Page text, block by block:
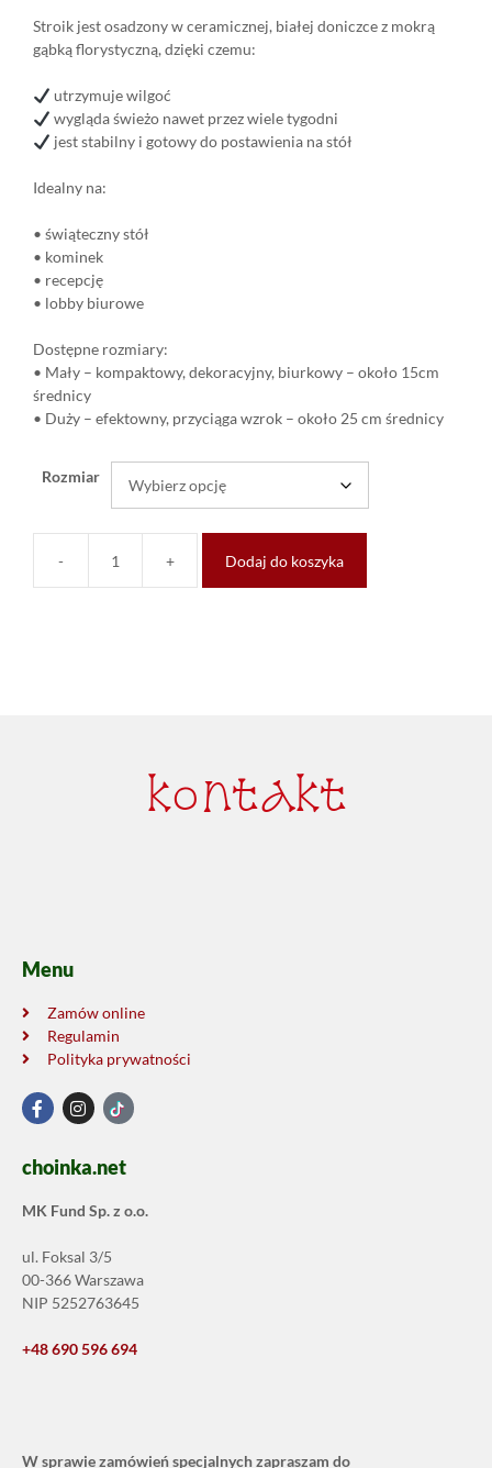
Stroik jest osadzony w ceramicznej, białej doniczce z mokrą
gąbką florystyczną, dzięki czemu:
utrzymuje wilgoć
wygląda świeżo nawet przez wiele tygodni
jest stabilny i gotowy do postawienia na stół
Idealny na:
• świąteczny stół
• kominek
• recepcję
• lobby biurowe
Dostępne rozmiary:
• Mały – kompaktowy, dekoracyjny, biurkowy – około 15cm
średnicy
• Duży – efektowny, przyciąga wzrok – około 25 cm średnicy
Rozmiar
- + Dodaj do koszyka
kontakt
Menu
Zamów online
Regulamin
Polityka prywatności
choinka.net
MK Fund Sp. z o.o.
ul. Foksal 3/5
00-366 Warszawa
NIP 5252763645
+48 690 596 694
W sprawie zamówień specjalnych zapraszam do